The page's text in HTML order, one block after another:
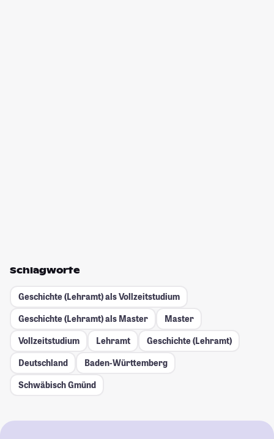
Schlagworte
Geschichte (Lehramt) als Vollzeitstudium
Geschichte (Lehramt) als Master
Master
Vollzeitstudium
Lehramt
Geschichte (Lehramt)
Deutschland
Baden-Württemberg
Schwäbisch Gmünd